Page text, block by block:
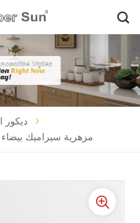
ديكور
مزهرية سيراميك